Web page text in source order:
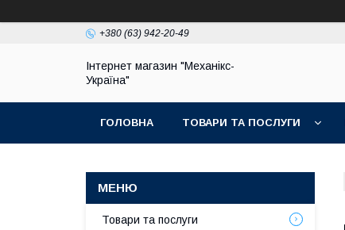
+380 (63) 942-20-49
Інтернет магазин "Механікс-
Україна"
ГОЛОВНА ТОВАРИ ТА ПОСЛУГИ
Товари та послуги